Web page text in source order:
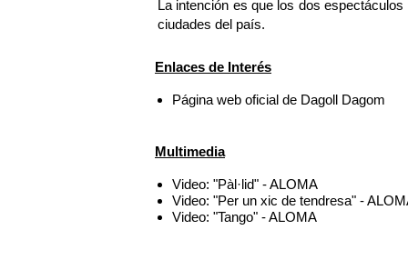
La intención es que los dos
ciudades del país.
Enlaces de Interés
Página web oficial de Dagoll Dagom
Multimedia
Video: "Pàl·lid" - ALOMA
Video: "Per un xic de tendresa" -
Video: "Tango" - ALOMA